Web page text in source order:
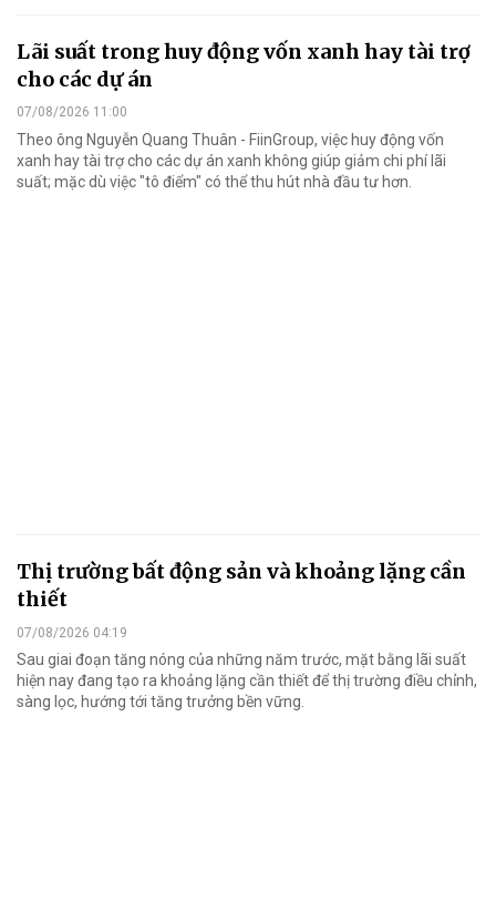
Lãi suất trong huy động vốn xanh hay tài trợ
cho các dự án
07/08/2026 11:00
Theo ông Nguyễn Quang Thuân - FiinGroup, việc huy động vốn
xanh hay tài trợ cho các dự án xanh không giúp giảm chi phí lãi
suất; mặc dù việc "tô điểm" có thể thu hút nhà đầu tư hơn.
Thị trường bất động sản và khoảng lặng cần
thiết
07/08/2026 04:19
Sau giai đoạn tăng nóng của những năm trước, mặt bằng lãi suất
hiện nay đang tạo ra khoảng lặng cần thiết để thị trường điều chỉnh,
sàng lọc, hướng tới tăng trưởng bền vững.